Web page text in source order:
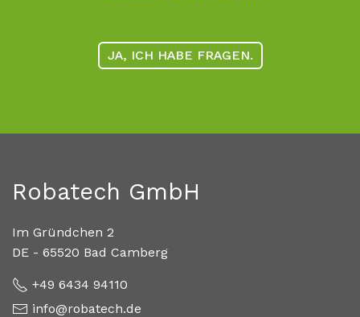
JA, ICH HABE FRAGEN.
Robatech GmbH
Im Gründchen 2
DE - 65520 Bad Camberg
+49 6434 94110
info@robatech.de